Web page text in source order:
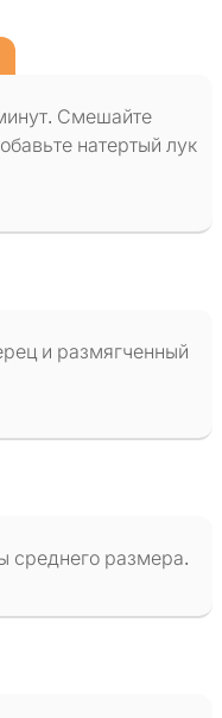
Смешайте
натертый лук
и размягченный
среднего размера.